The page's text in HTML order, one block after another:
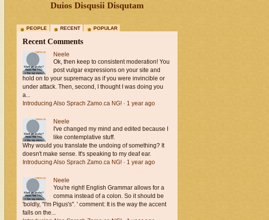
Duios Disqusii Disqutam
PEOPLE RECENT POPULAR
Recent Comments
Neele
Ok, then keep to consistent moderation! You
post vulgar expressions on your site and
hold on to your supremacy as if you were invincible or
under attack. Then, second, I thought I was doing you
a...
Introducing Also Sprach Zamo.ca NG! · 1 year ago
Neele
I've changed my mind and edited because I
like contemplative stuff.
Why would you translate the undoing of something? It
doesn't make sense. It's speaking to my deaf ear.
Introducing Also Sprach Zamo.ca NG! · 1 year ago
Neele
You're right! English Grammar allows for a
comma instead of a colon. So it should be
'boldly, "I'm Pigus's". ' comment: It is the way the accent
falls on the...